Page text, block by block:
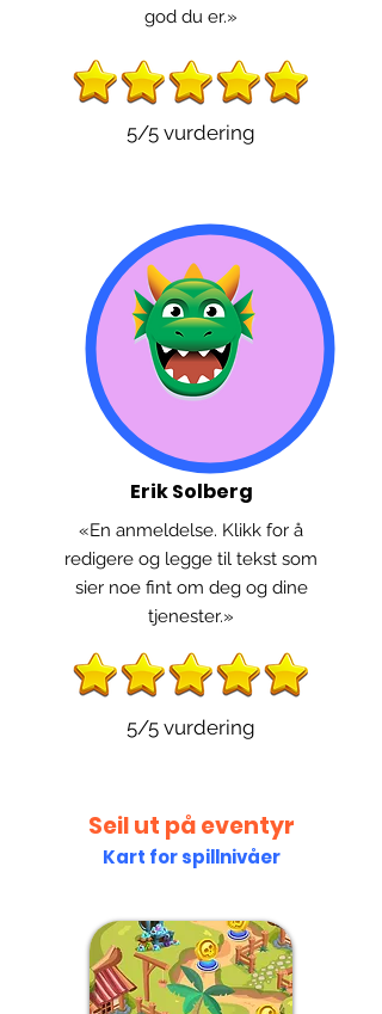
god du er.»
5/5 vurdering
Erik Solberg
«En anmeldelse. Klikk for å
redigere og legge til tekst som
sier noe fint om deg og dine
tjenester.»
5/5 vurdering
Seil ut på eventyr
Kart for spillnivåer